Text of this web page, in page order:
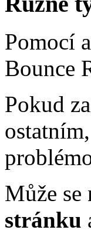
Pomocí
Bounce
Pokud
Může se
stránku